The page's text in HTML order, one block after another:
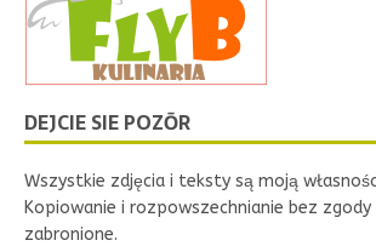
DEJCIE SIE POZŌR
Wszystkie zdjęcia i teksty są moją
Kopiowanie i rozpowszechnianie bez
zabronione.